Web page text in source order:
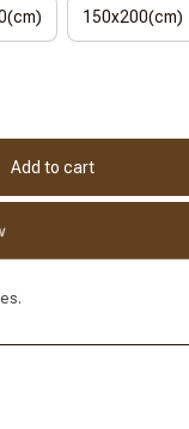
150x200(cm)
Add to cart